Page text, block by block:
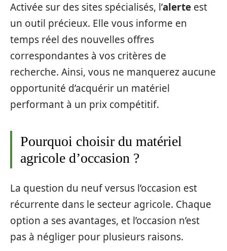
Activée sur des sites spécialisés, l’alerte est
un outil précieux. Elle vous informe en
temps réel des nouvelles offres
correspondantes à vos critères de
recherche. Ainsi, vous ne manquerez aucune
opportunité d’acquérir un matériel
performant à un prix compétitif.
Pourquoi choisir du matériel
agricole d’occasion ?
La question du neuf versus l’occasion est
récurrente dans le secteur agricole. Chaque
option a ses avantages, et l’occasion n’est
pas à négliger pour plusieurs raisons.